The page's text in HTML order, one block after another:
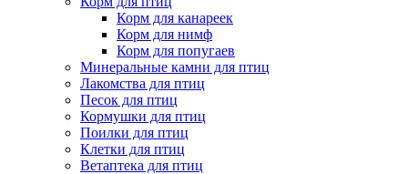
Корм для канареек
Корм для нимф
Корм для попугаев
Минеральные камни для птиц
Лакомства для птиц
Песок для птиц
Кормушки для птиц
Поилки для птиц
Клетки для птиц
Ветаптека для птиц